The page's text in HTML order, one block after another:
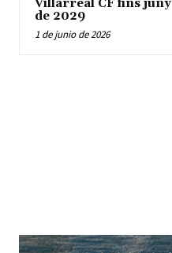
Villarreal CF fins juny
de 2029
1 de junio de 2026